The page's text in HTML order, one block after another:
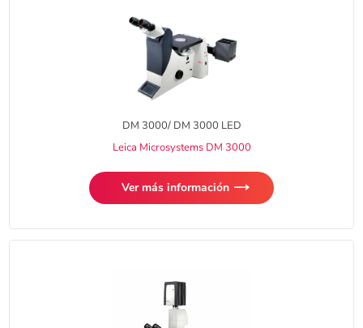
DM 3000/ DM 3000 LED
Leica Microsystems DM 3000
Ver más información